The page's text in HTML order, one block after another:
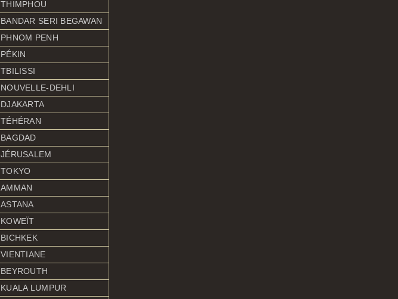
THIMPHOU
BANDAR SERI BEGAWAN
PHNOM PENH
PÉKIN
TBILISSI
NOUVELLE-DEHLI
DJAKARTA
TÉHÉRAN
BAGDAD
JÉRUSALEM
TOKYO
AMMAN
ASTANA
KOWEÏT
BICHKEK
VIENTIANE
BEYROUTH
KUALA LUMPUR